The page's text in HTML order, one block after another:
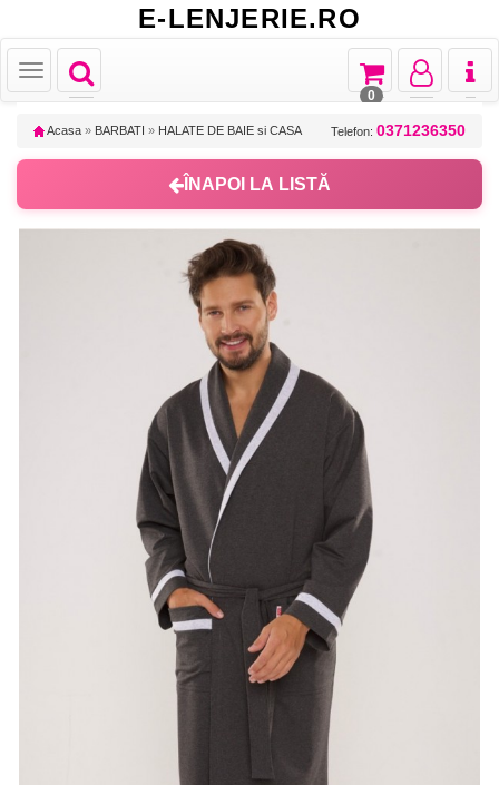
E-LENJERIE.RO
Toggle
navigation
Toggle
Toggle
navigation
Toggle
navigation
Toggle
navigation
0
Acasa » BARBATI » HALATE DE BAIE si CASA Telefon: 0371236350
ÎNAPOI LA LISTĂ